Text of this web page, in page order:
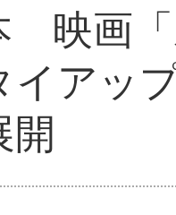
映画
イアッ
開